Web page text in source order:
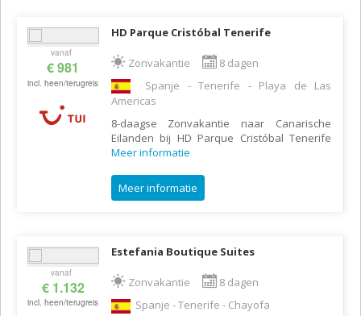
vanaf
€ 981
incl. heen/terugreis
HD Parque Cristóbal Tenerife
Zonvakantie
8 dagen
Spanje - Tenerife - Playa de Las
Americas
8-daagse Zonvakantie naar Canarische
Eilanden bij HD Parque Cristóbal Tenerife
Meer informatie
Meer informatie
vanaf
€ 1.132
incl. heen/terugreis
Estefania Boutique Suites
Zonvakantie
8 dagen
Spanje - Tenerife - Chayofa